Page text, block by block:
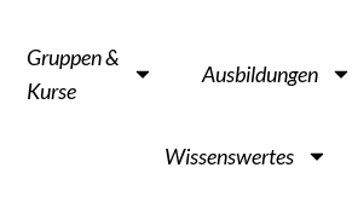
Gruppen &
Kurse
Ausbildungen
Wissenswertes